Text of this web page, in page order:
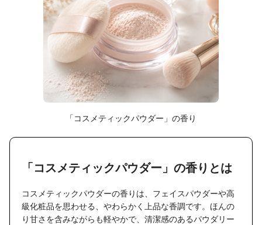
「コスメティックパウダー」の香り
「コスメティックパウダー」の香りとは
コスメティックパウダーの香りは、フェイスパウダーや高
級化粧品を思わせる、やわらかく上品な香調です。ほんの
り甘さを含みながらも軽やかで、清潔感のあるパウダリー